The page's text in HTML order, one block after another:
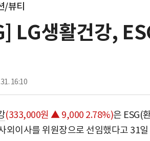
/뷰티
LG생활건강,
16:10
(333,000원 ▲ 9,000 2.78%)은 ESG(
외이사를 위원장으로 선임했다고 31